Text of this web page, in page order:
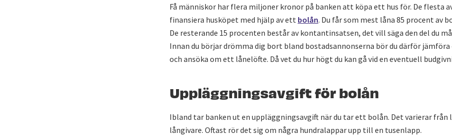
Få människor har flera miljoner kronor på banken att köpa ett hus för. De flesta
finansiera husköpet med hjälp av ett bolån. Du får som mest låna 85 procent av
De resterande 15 procenten består av kontantinsatsen, det vill säga den del du
Innan du börjar drömma dig bort bland bostadsannonserna bör du därför
och ansöka om ett lånelöfte. Då vet du hur högt du kan gå vid en eventuell
Uppläggningsavgift för bolån
Ibland tar banken ut en uppläggningsavgift när du tar ett bolån. Det varierar
långivare. Oftast rör det sig om några hundralappar upp till en tusenlapp.